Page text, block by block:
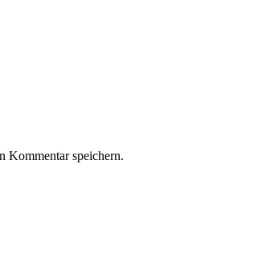
Kommentar speichern.